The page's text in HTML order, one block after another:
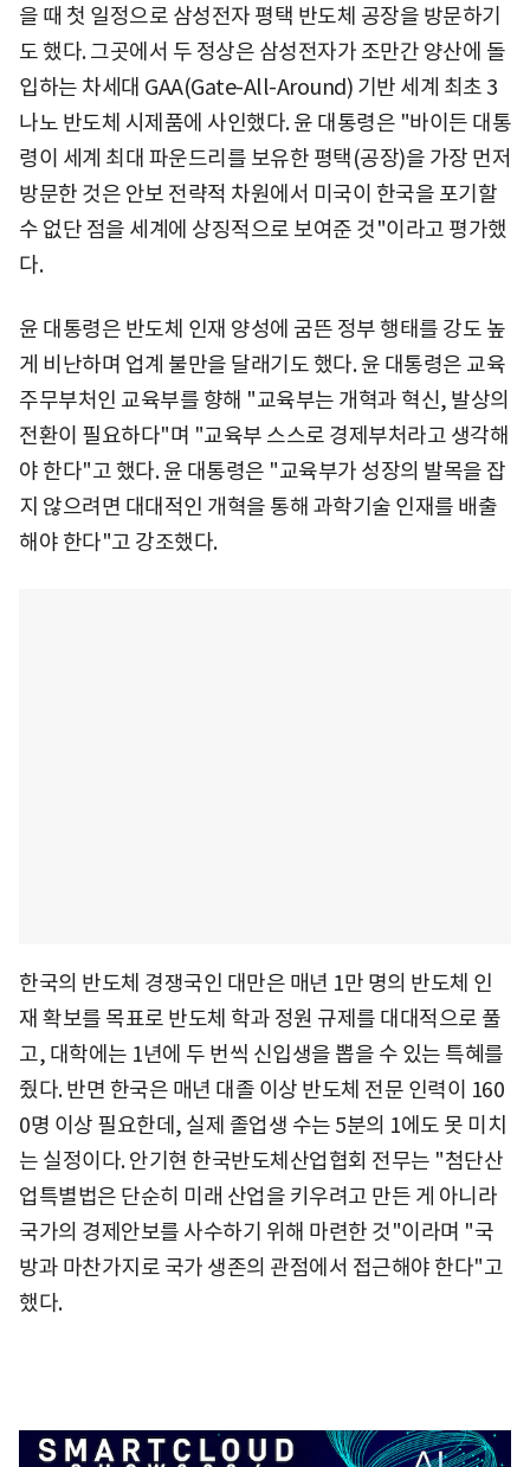
을 때 첫 일정으로 삼성전자 평택 반도체 공장을 방문하기
도 했다. 그곳에서 두 정상은 삼성전자가 조만간 양산에 돌
입하는 차세대 GAA(Gate-All-Around) 기반 세계 최초 3
나노 반도체 시제품에 사인했다. 윤 대통령은 "바이든 대통
령이 세계 최대 파운드리를 보유한 평택(공장)을 가장 먼저
방문한 것은 안보 전략적 차원에서 미국이 한국을 포기할
수 없단 점을 세계에 상징적으로 보여준 것"이라고 평가했
다.
윤 대통령은 반도체 인재 양성에 굼뜬 정부 행태를 강도 높
게 비난하며 업계 불만을 달래기도 했다. 윤 대통령은 교육
주무부처인 교육부를 향해 "교육부는 개혁과 혁신, 발상의
전환이 필요하다"며 "교육부 스스로 경제부처라고 생각해
야 한다"고 했다. 윤 대통령은 "교육부가 성장의 발목을 잡
지 않으려면 대대적인 개혁을 통해 과학기술 인재를 배출
해야 한다"고 강조했다.
한국의 반도체 경쟁국인 대만은 매년 1만 명의 반도체 인
재 확보를 목표로 반도체 학과 정원 규제를 대대적으로 풀
고, 대학에는 1년에 두 번씩 신입생을 뽑을 수 있는 특혜를
줬다. 반면 한국은 매년 대졸 이상 반도체 전문 인력이 160
0명 이상 필요한데, 실제 졸업생 수는 5분의 1에도 못 미치
는 실정이다. 안기현 한국반도체산업협회 전무는 "첨단산
업특별법은 단순히 미래 산업을 키우려고 만든 게 아니라
국가의 경제안보를 사수하기 위해 마련한 것"이라며 "국
방과 마찬가지로 국가 생존의 관점에서 접근해야 한다"고
했다.